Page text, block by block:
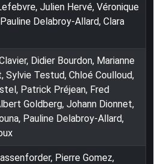
Julien Hervé, Véronique
Delabroy-Allard, Clara
Didier Bourdon, Marianne
Sylvie Testud, Chloé Coulloud,
Patrick Préjean, Fred
Goldberg, Johann Dionnet,
Pauline Delabroy-Allard,
Pierre Gomez,